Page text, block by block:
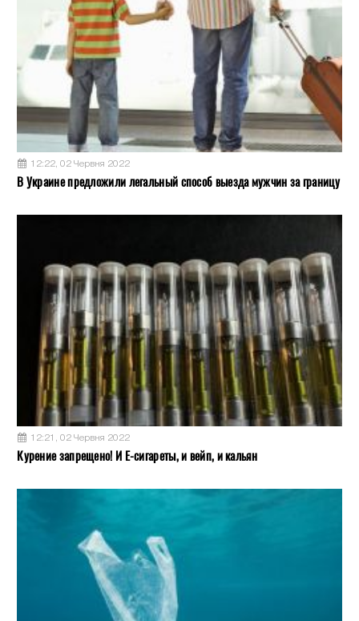
12:22, 02 Червня 2022
В Украине предложили легальный способ выезда мужчин за границу
12:21, 02 Червня 2022
Курение запрещено! И Е-сигареты, и вейп, и кальян